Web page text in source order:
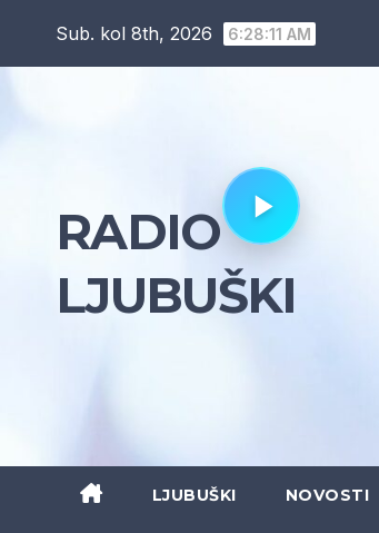
Sub. kol 8th, 2026 6:28:12 AM
RADIO
LJUBUŠKI
LJUBUŠKI NOVOSTI